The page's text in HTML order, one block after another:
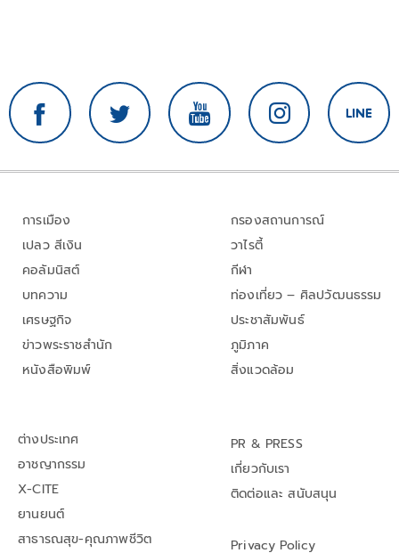
การเมือง
เปลว สีเงิน
คอลัมนิสต์
บทความ
เศรษฐกิจ
ข่าวพระราชสำนัก
หนังสือพิมพ์
กรองสถานการณ์
วาไรตี้
กีฬา
ท่องเที่ยว – ศิลปวัฒนธรรม
ประชาสัมพันธ์
ภูมิภาค
สิ่งแวดล้อม
ต่างประเทศ
อาชญากรรม
X-CITE
ยานยนต์
สาธารณสุข-คุณภาพชีวิต
PR & PRESS
เกี่ยวกับเรา
ติดต่อและ สนับสนุน
Privacy Policy